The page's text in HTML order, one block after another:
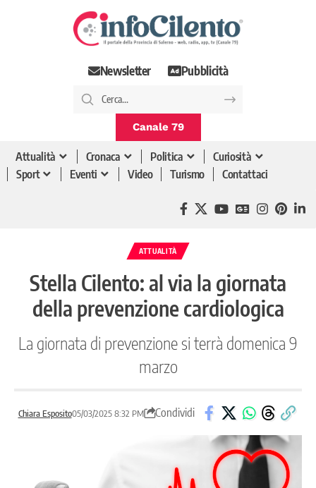
Newsletter Pubblicità
Canale 79
Attualità Cronaca Politica
Curiosità
Sport
Eventi Video Turismo Contattaci
ATTUALITÀ
Stella Cilento: al via la giornata
della prevenzione cardiologica
La giornata di prevenzione si terrà domenica 9
marzo
Chiara Esposito05/03/2025 8:32 PM Condividi